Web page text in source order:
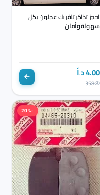
احجز تذاكر تلفريك عجلون بكل
سهولة وأمان
4.00 د.أ
358
−20%